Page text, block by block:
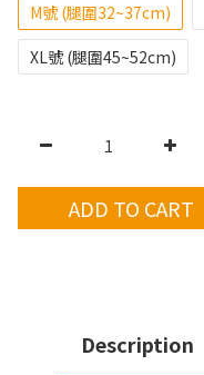
M號 (腿圍32~37cm)
XL號 (腿圍45~52cm)
ADD TO CART
Description